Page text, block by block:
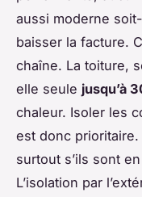
aussi moderne
baisser la facture.
chaîne. La toiture,
elle seule jusqu’à
chaleur. Isoler les
est donc
surtout s’ils sont
L’isolation par